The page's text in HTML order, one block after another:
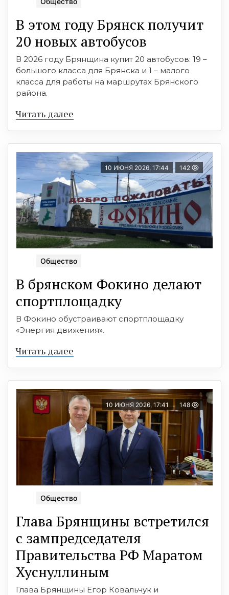
В этом году Брянск получит
20 новых автобусов
В 2026 году Брянщина купит 20 автобусов: 19 –
большого класса для Брянска и 1 – малого
класса для работы на маршрутах Брянского
района.
Читать далее
10 ИЮНЯ 2026, 17:44 142
Общество
В брянском Фокино делают
спортплощадку
В Фокино обустраивают спортплощадку
«Энергия движения».
Читать далее
10 ИЮНЯ 2026, 17:41 148
Общество
Глава Брянщины встретился
с зампредседателя
Правительства РФ Маратом
Хуснуллиным
Глава Брянщины Егор Ковальчук и